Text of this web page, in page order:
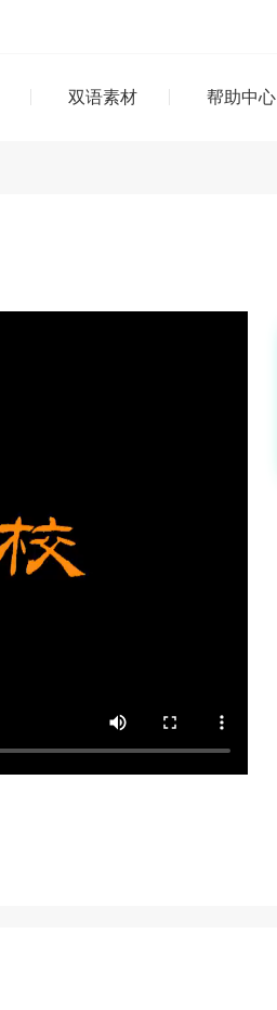
双语素材 帮助中心